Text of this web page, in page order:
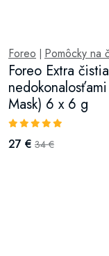
Foreo Pomôcky na
Foreo Extra
Mask) 6 x 6 g
27 € 34 €